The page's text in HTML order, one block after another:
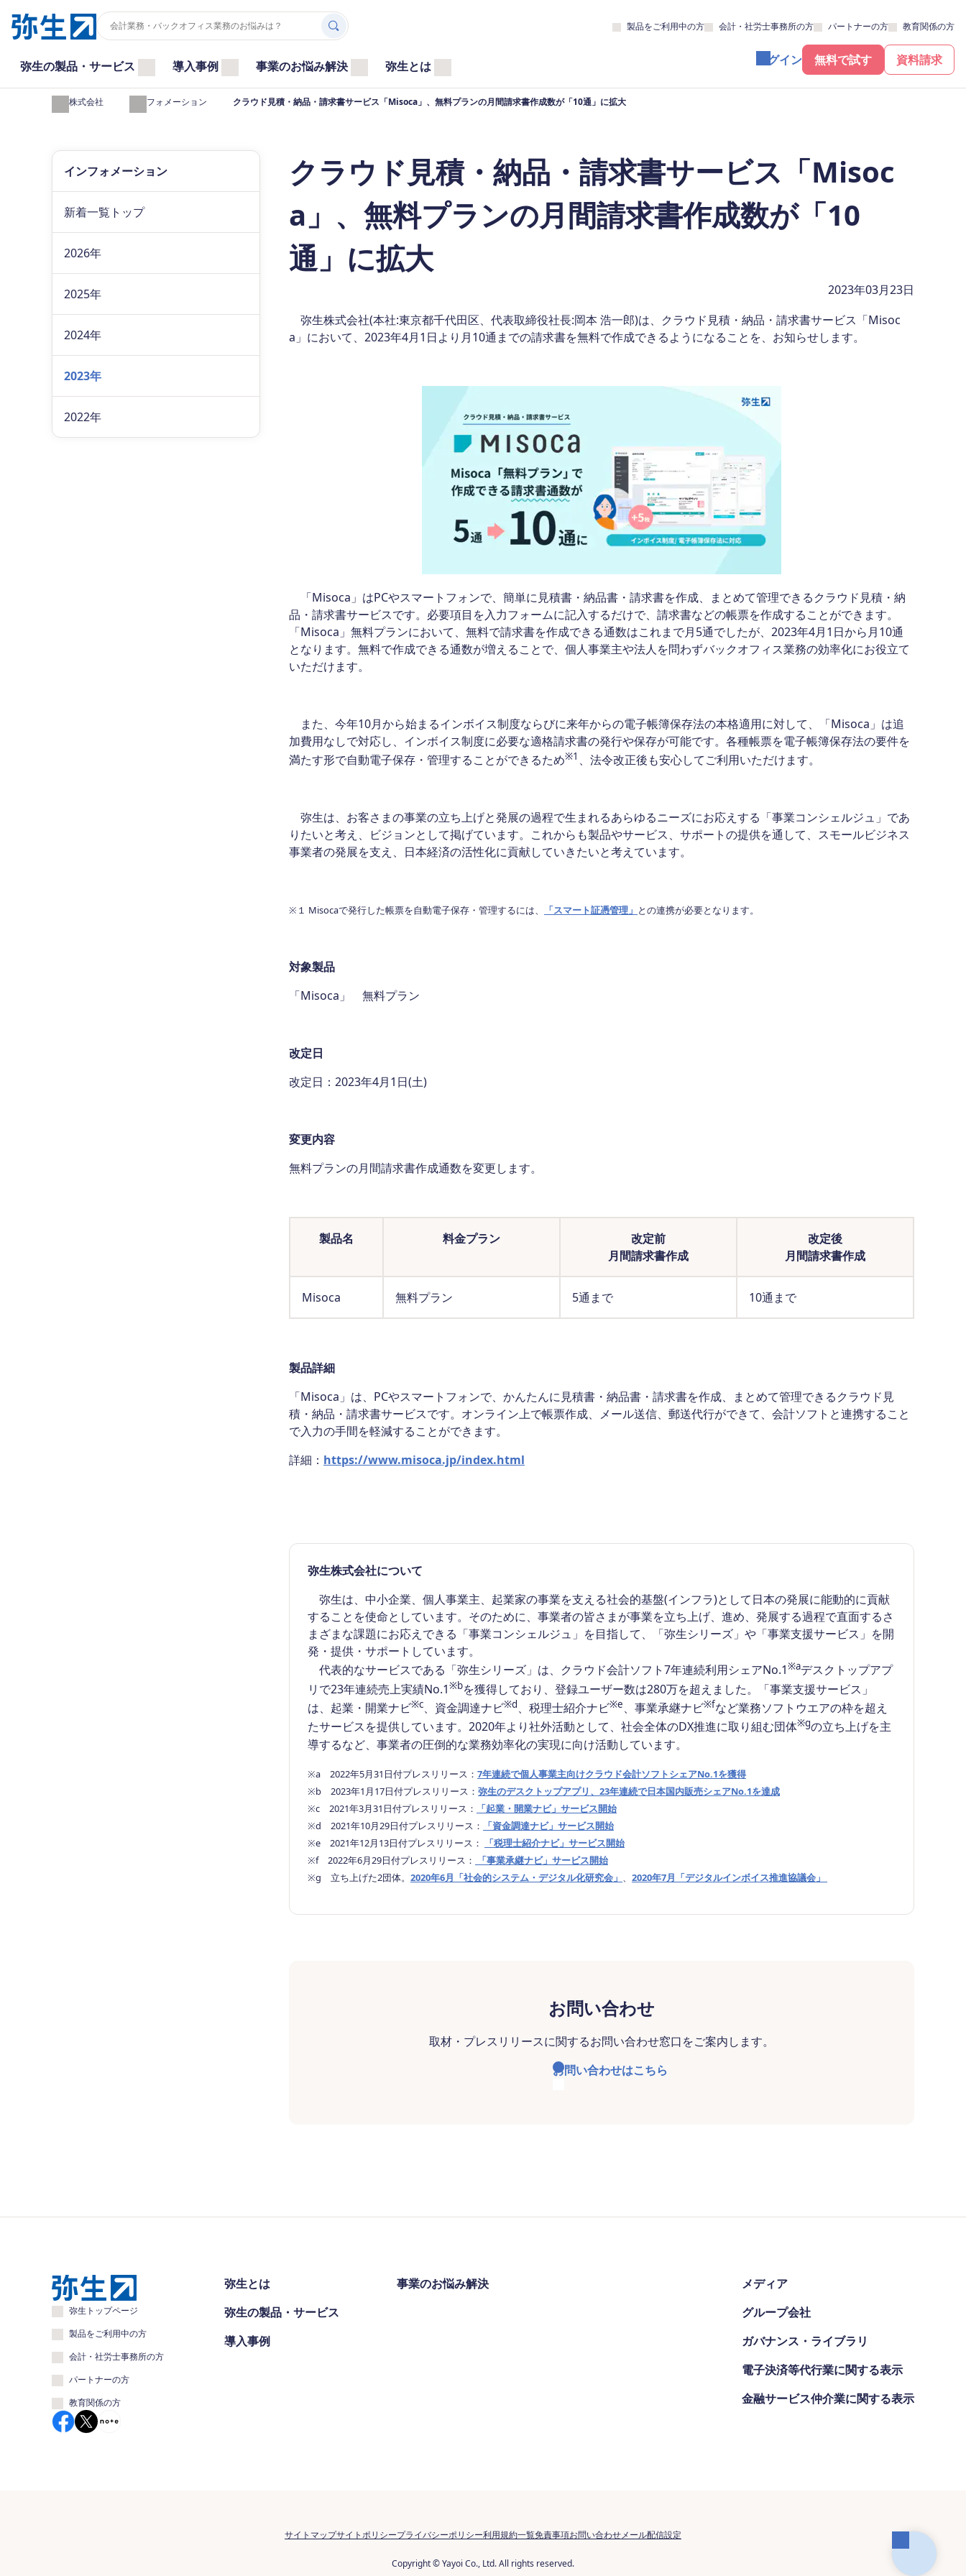
製品をご利用中の方 会計・社労士事務所の方 パートナーの方 教育関係の方
弥生の製品・サービス 導入事例 事業のお悩み解決 弥生とは 無料で試す 資料請求
ログイン
弥生株式会社 インフォメーション クラウド見積・納品・請求書サービス「Misoca」、無料プランの月間請求書作成数が「10通」に拡大
クラウド見積・納品・請求書サービス「Misoc
a」、無料プランの月間請求書作成数が「10
通」に拡大
2023年03月23日
弥生株式会社(本社:東京都千代田区、代表取締役社長:岡本 浩一郎)は、クラウド見積・納品・請求書サービス「Misoc
a」において、2023年4月1日より月10通までの請求書を無料で作成できるようになることを、お知らせします。
「Misoca」はPCやスマートフォンで、簡単に見積書・納品書・請求書を作成、まとめて管理できるクラウド見積・納
品・請求書サービスです。必要項目を入力フォームに記入するだけで、請求書などの帳票を作成することができます。
「Misoca」無料プランにおいて、無料で請求書を作成できる通数はこれまで月5通でしたが、2023年4月1日から月10通
となります。無料で作成できる通数が増えることで、個人事業主や法人を問わずバックオフィス業務の効率化にお役立て
いただけます。
また、今年10月から始まるインボイス制度ならびに来年からの電子帳簿保存法の本格適用に対して、「Misoca」は追
加費用なしで対応し、インボイス制度に必要な適格請求書の発行や保存が可能です。各種帳票を電子帳簿保存法の要件を
満たす形で自動電子保存・管理することができるため※1 、法令改正後も安心してご利用いただけます。
弥生は、お客さまの事業の立ち上げと発展の過程で生まれるあらゆるニーズにお応えする「事業コンシェルジュ」であ
りたいと考え、ビジョンとして掲げています。これからも製品やサービス、サポートの提供を通して、スモールビジネス
事業者の発展を支え、日本経済の活性化に貢献していきたいと考えています。
※１ Misocaで発行した帳票を自動電子保存・管理するには、 「スマート証憑管理」 との連携が必要となります。
対象製品
「Misoca」 無料プラン
改定日
改定日：2023年4月1日(土)
変更内容
無料プランの月間請求書作成通数を変更します。
製品名 料金プラン
改定前
月間請求書作成
改定後
月間請求書作成
Misoca 無料プラン 5通まで 10通まで
製品詳細
「Misoca」は、PCやスマートフォンで、かんたんに見積書・納品書・請求書を作成、まとめて管理できるクラウド見
積・納品・請求書サービスです。オンライン上で帳票作成、メール送信、郵送代行ができて、会計ソフトと連携すること
で入力の手間を軽減することができます。
詳細： https://www.misoca.jp/index.html
弥生株式会社について
弥生は、中小企業、個人事業主、起業家の事業を支える社会的基盤(インフラ)として日本の発展に能動的に貢献
することを使命としています。そのために、事業者の皆さまが事業を立ち上げ、進め、発展する過程で直面するさ
まざまな課題にお応えできる「事業コンシェルジュ」を目指して、「弥生シリーズ」や「事業支援サービス」を開
発・提供・サポートしています。
代表的なサービスである「弥生シリーズ」は、クラウド会計ソフト7年連続利用シェアNo.1※aデスクトップアプ
リで23年連続売上実績No.1※bを獲得しており、登録ユーザー数は280万を超えました。「事業支援サービス」
は、起業・開業ナビ※c、資金調達ナビ※d、税理士紹介ナビ※e、事業承継ナビ※fなど業務ソフトウエアの枠を超え
たサービスを提供しています。2020年より社外活動として、社会全体のDX推進に取り組む団体※gの立ち上げを主
導するなど、事業者の圧倒的な業務効率化の実現に向け活動しています。
※a 2022年5月31日付プレスリリース： 7年連続で個人事業主向けクラウド会計ソフトシェアNo.1を獲得
※b 2023年1月17日付プレスリリース： 弥生のデスクトップアプリ、23年連続で日本国内販売シェアNo.1を達成
※c 2021年3月31日付プレスリリース：
「起業・開業ナビ」サービス開始
※d 2021年10月29日付プレスリリース：
「資金調達ナビ」サービス開始
※e 2021年12月13日付プレスリリース：
「税理士紹介ナビ」サービス開始
※f 2022年6月29日付プレスリリース：
「事業承継ナビ」サービス開始
※g 立ち上げた2団体。 2020年6月「社会的システム・デジタル化研究会」 、 2020年7月「デジタルインボイス推進協議会」
お問い合わせ
取材・プレスリリースに関するお問い合わせ窓口をご案内します。
お問い合わせはこちら
インフォメーション
新着一覧トップ
2026年
2025年
2024年
2023年
2022年
弥生トップページ
製品をご利用中の方
会計・社労士事務所の方
パートナーの方
教育関係の方
弥生とは
弥生の製品・サービス
導入事例
事業のお悩み解決
メディア
グループ会社
ガバナンス・ライブラリ
電子決済等代行業に関する表示
金融サービス仲介業に関する表示
サイトマップサイトポリシープライバシーポリシー利用規約一覧免責事項お問い合わせメール配信設定
Copyright © Yayoi Co., Ltd. All rights reserved.